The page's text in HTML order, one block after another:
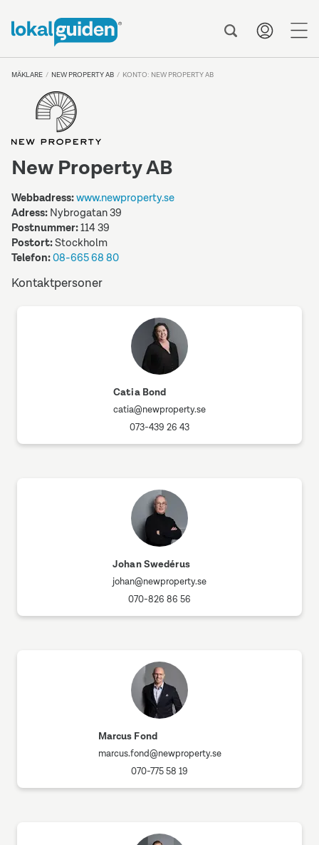
MÄKLARE NEW PROPERTY AB KONTO: NEW PROPERTY AB
New Property AB
Webbadress:www.newproperty.se
Adress: Nybrogatan 39
Postnummer:114 39
Postort:Stockholm
Telefon:08-665 68 80
Kontaktpersoner
Catia Bond
catia@newproperty.se
073-439 26 43
Johan Swedérus
johan@newproperty.se
070-826 86 56
Marcus Fond
marcus.fond@newproperty.se
070-775 58 19